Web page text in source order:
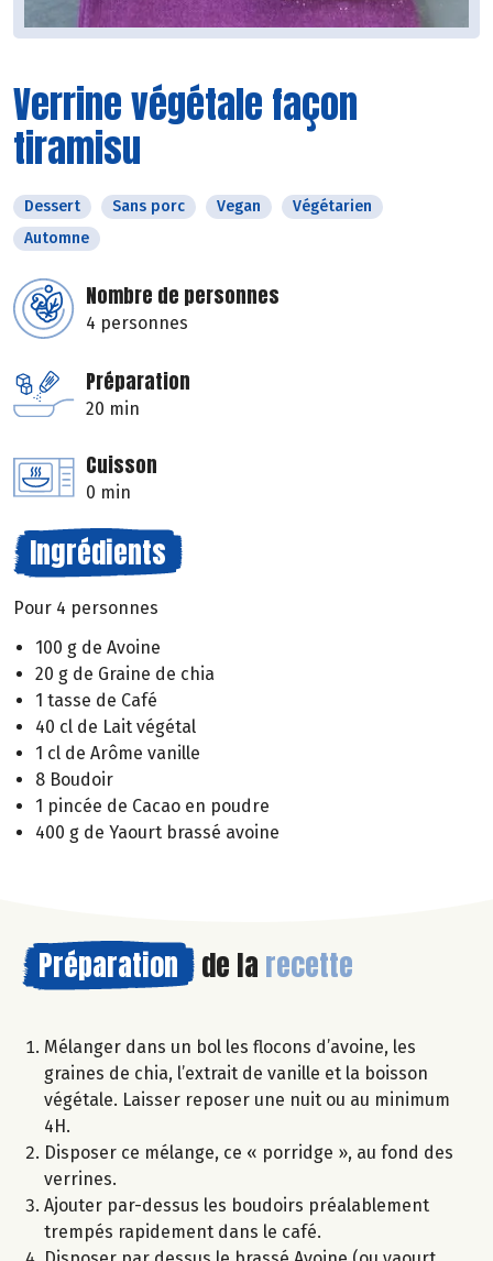
Verrine végétale façon
tiramisu
Dessert Sans porc Vegan
Végétarien
Automne
Nombre de personnes
4 personnes
Préparation
20 min
Cuisson
0 min
Ingrédients
Pour 4 personnes
100 g de Avoine
20 g de Graine de chia
1 tasse de Café
40 cl de Lait végétal
1 cl de Arôme vanille
8 Boudoir
1 pincée de Cacao en poudre
400 g de Yaourt brassé avoine
Préparation de la recette
Mélanger dans un bol les flocons d’avoine, les
graines de chia, l’extrait de vanille et la boisson
végétale. Laisser reposer une nuit ou au minimum
4H.
Disposer ce mélange, ce « porridge », au fond des
verrines.
Ajouter par-dessus les boudoirs préalablement
trempés rapidement dans le café.